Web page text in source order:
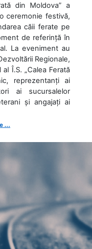
din Moldova” a
ceremonie festivă,
căii ferate pe
de referință în
La eveniment au
Regionale,
Î.S. „Calea Ferată
reprezentanți ai
ai sucursalelor
și angajați ai
...